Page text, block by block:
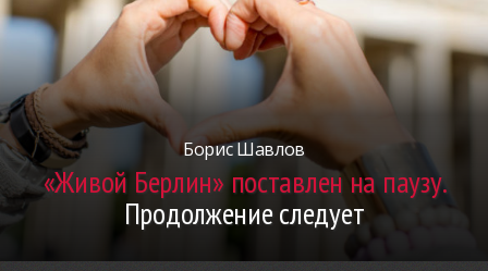
Борис Шавлов
«Живой Берлин» поставлен на паузу.
Продолжение следует